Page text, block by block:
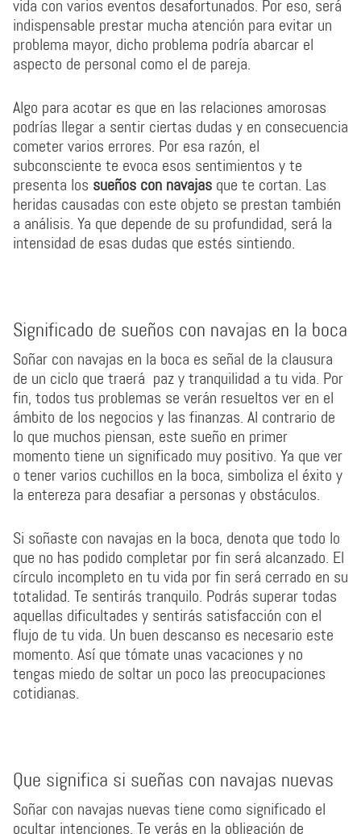
vida con varios eventos desafortunados. Por eso, será
indispensable prestar mucha atención para evitar un
problema mayor, dicho problema podría abarcar el
aspecto de personal como el de pareja.
Algo para acotar es que en las relaciones amorosas
podrías llegar a sentir ciertas dudas y en consecuencia
cometer varios errores. Por esa razón, el
subconsciente te evoca esos sentimientos y te
presenta los sueños con navajas que te cortan. Las
heridas causadas con este objeto se prestan también
a análisis. Ya que depende de su profundidad, será la
intensidad de esas dudas que estés sintiendo.
Significado de sueños con navajas en la boca
Soñar con navajas en la boca es señal de la clausura
de un ciclo que traerá paz y tranquilidad a tu vida. Por
fin, todos tus problemas se verán resueltos ver en el
ámbito de los negocios y las finanzas. Al contrario de
lo que muchos piensan, este sueño en primer
momento tiene un significado muy positivo. Ya que ver
o tener varios cuchillos en la boca, simboliza el éxito y
la entereza para desafiar a personas y obstáculos.
Si soñaste con navajas en la boca, denota que todo lo
que no has podido completar por fin será alcanzado. El
círculo incompleto en tu vida por fin será cerrado en su
totalidad. Te sentirás tranquilo. Podrás superar todas
aquellas dificultades y sentirás satisfacción con el
flujo de tu vida. Un buen descanso es necesario este
momento. Así que tómate unas vacaciones y no
tengas miedo de soltar un poco las preocupaciones
cotidianas.
Que significa si sueñas con navajas nuevas
Soñar con navajas nuevas tiene como significado el
ocultar intenciones. Te verás en la obligación de